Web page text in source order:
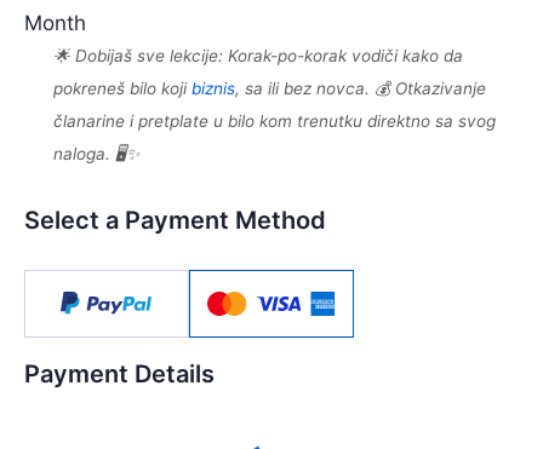
Month
🌟 Dobijaš sve lekcije: Korak-po-korak vodiči kako da
pokreneš bilo kojibiznis, sa ili bez novca. 💰 Otkazivanje
članarine i pretplate u bilo kom trenutku direktno sa svog
naloga. 🖥️✨
Select a Payment Method
Payment Details